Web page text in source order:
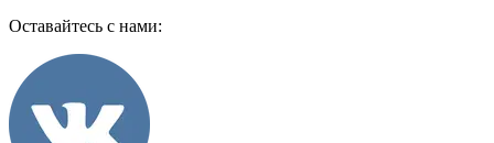
Оставайтесь с нами: